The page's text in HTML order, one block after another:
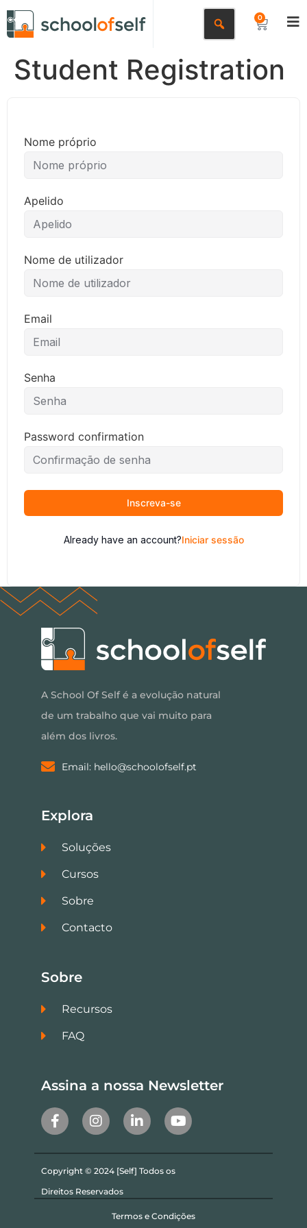
0
Student Registration
Nome próprio
Apelido
Nome de utilizador
Email
Senha
Password confirmation
Inscreva-se
Already have an account?Iniciar sessão
A School Of Self é a evolução natural
de um trabalho que vai muito para
além dos livros.
Email: hello@schoolofself.pt
Explora
Soluções
Cursos
Sobre
Contacto
Sobre
Recursos
FAQ
Assina a nossa Newsletter
Copyright © 2024 [Self] Todos os
Direitos Reservados
Termos e Condições